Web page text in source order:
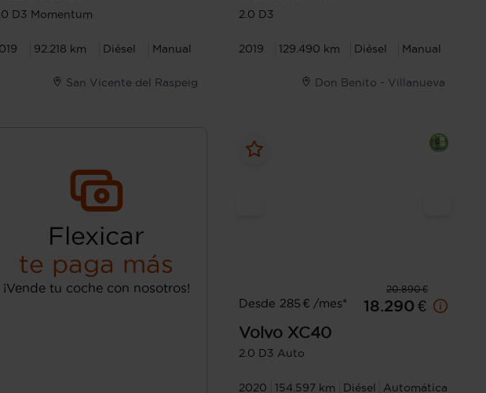
D3 Momentum
92.218 km Diésel Manual
San Vicente del Raspeig
2.0 D3
2019 129.490 km Diésel Manual
Don Benito - Villanueva
Flexicar
te paga más
¡Vende tu coche con nosotros! 20.890 €
Desde 285 € /mes*
18.290 €
Volvo XC40
2.0 D3 Auto
2020 154.597 km Diésel Automática